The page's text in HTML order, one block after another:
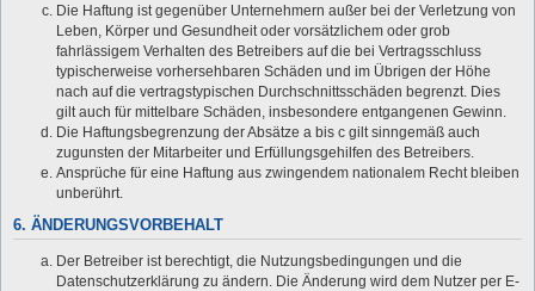
Die Haftung ist gegenüber Unternehmern außer bei der Verletzung von
Leben, Körper und Gesundheit oder vorsätzlichem oder grob
fahrlässigem Verhalten des Betreibers auf die bei Vertragsschluss
typischerweise vorhersehbaren Schäden und im Übrigen der Höhe
nach auf die vertragstypischen Durchschnittsschäden begrenzt. Dies
gilt auch für mittelbare Schäden, insbesondere entgangenen Gewinn.
Die Haftungsbegrenzung der Absätze a bis c gilt sinngemäß auch
zugunsten der Mitarbeiter und Erfüllungsgehilfen des Betreibers.
Ansprüche für eine Haftung aus zwingendem nationalem Recht bleiben
unberührt.
6. ÄNDERUNGSVORBEHALT
Der Betreiber ist berechtigt, die Nutzungsbedingungen und die
Datenschutzerklärung zu ändern. Die Änderung wird dem Nutzer per E-